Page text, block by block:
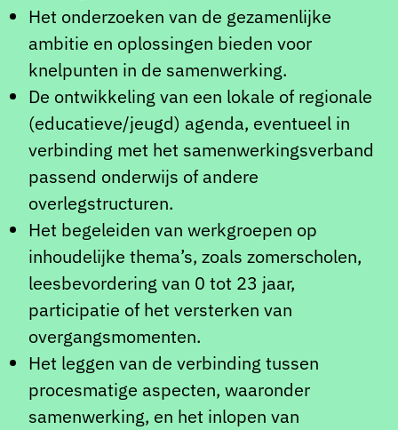
Het onderzoeken van de gezamenlijke
ambitie en oplossingen bieden voor
knelpunten in de samenwerking.
De ontwikkeling van een lokale of regionale
(educatieve/jeugd) agenda, eventueel in
verbinding met het samenwerkingsverband
passend onderwijs of andere
overlegstructuren.
Het begeleiden van werkgroepen op
inhoudelijke thema’s, zoals zomerscholen,
leesbevordering van 0 tot 23 jaar,
participatie of het versterken van
overgangsmomenten.
Het leggen van de verbinding tussen
procesmatige aspecten, waaronder
samenwerking, en het inlopen van